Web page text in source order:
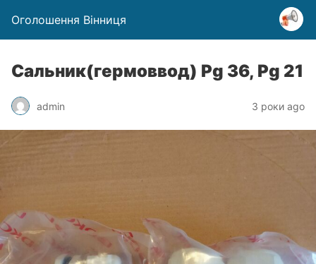
Оголошення Вінниця
Сальник(гермоввод) Pg 36, Pg 21
admin 3 роки ago